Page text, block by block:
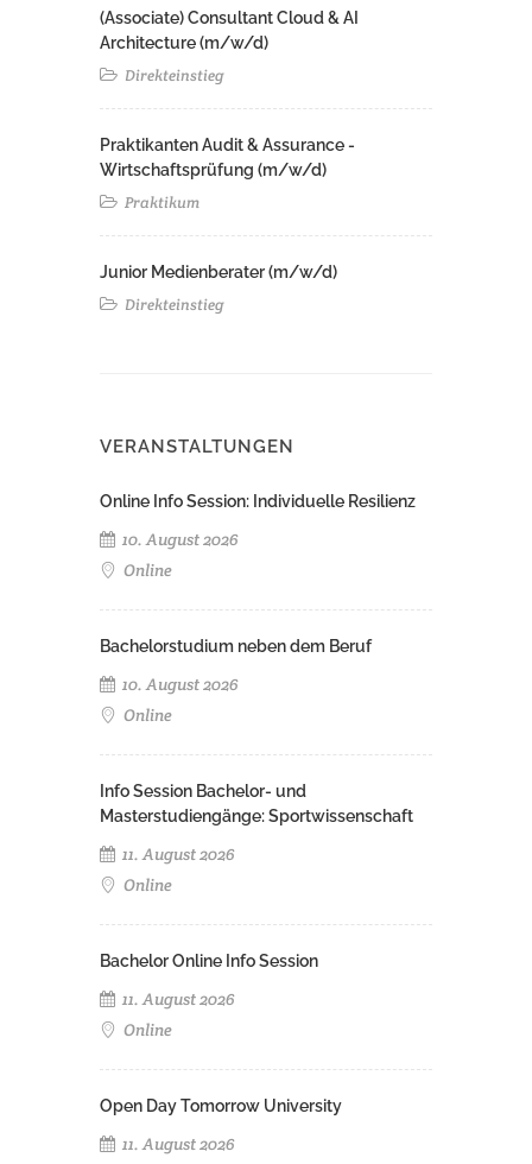
(Associate) Consultant Cloud & AI
Architecture (m/w/d)​ ​
Direkteinstieg
Praktikanten Audit & Assurance -
Wirtschaftsprüfung (m/w/d)
Praktikum
Junior Medienberater (m/w/d)
Direkteinstieg
VERANSTALTUNGEN
Online Info Session: Individuelle Resilienz
10. August 2026
Online
Bachelorstudium neben dem Beruf
10. August 2026
Online
Info Session Bachelor- und
Masterstudiengänge: Sportwissenschaft
11. August 2026
Online
Bachelor Online Info Session
11. August 2026
Online
Open Day Tomorrow University
11. August 2026